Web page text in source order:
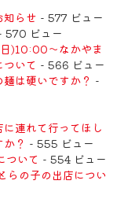
知らせ - 577 ビュー
570 ビュー
)10:00～なかやま
いて - 566 ビュー
は硬いですか？ -
連れて行ってほし
？ - 555 ビュー
いて - 554 ビュー
の子の出店につい